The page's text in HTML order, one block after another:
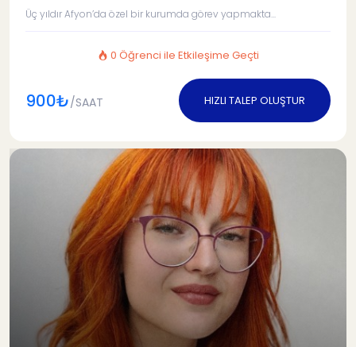
Üç yıldır Afyon’da özel bir kurumda görev yapmakta...
0 Öğrenci ile Etkileşime Geçti
900₺/SAAT HIZLI TALEP OLUŞTUR